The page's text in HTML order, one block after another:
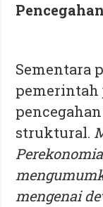
Pencegahan
Sementara
pemerintah
struktural.
mengenai